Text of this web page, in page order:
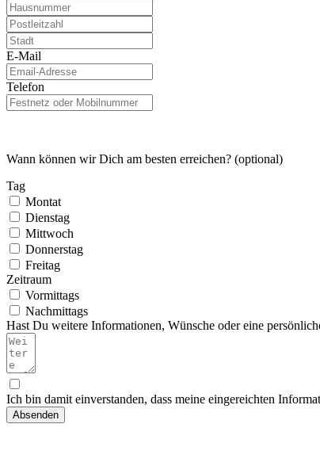
E-Mail
Telefon
Wann können wir Dich am besten erreichen? (optional)
Tag
Montat
Dienstag
Mittwoch
Donnerstag
Freitag
Zeitraum
Vormittags
Nachmittags
Hast Du weitere Informationen, Wünsche oder eine
Ich bin damit einverstanden, dass meine eingereichten
Absenden